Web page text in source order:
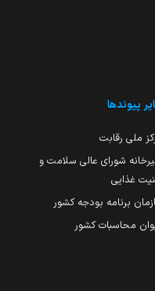
پیوندها
ملی رقابت
شورای عالی سلامت و
غذایی
برنامه بودجه کشور
محاسبات کشور